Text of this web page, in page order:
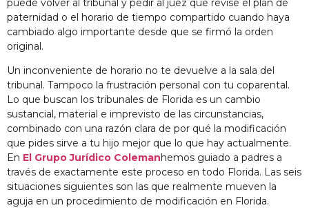
paternidad o el horario de tiempo compartido cuando haya
cambiado algo importante desde que se firmó la orden
original.
Un inconveniente de horario no te devuelve a la sala del
tribunal. Tampoco la frustración personal con tu coparental.
Lo que buscan los tribunales de Florida es un cambio
sustancial, material e imprevisto de las circunstancias,
combinado con una razón clara de por qué la modificación
que pides sirve a tu hijo mejor que lo que hay actualmente.
En El Grupo Jurídico Colemanhemos guiado a padres a
través de exactamente este proceso en todo Florida. Las seis
situaciones siguientes son las que realmente mueven la
aguja en un procedimiento de modificación en Florida.